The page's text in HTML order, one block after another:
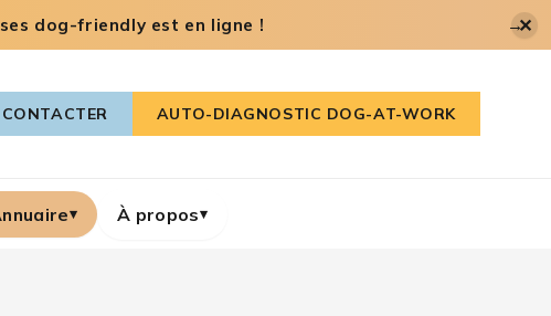
dog-friendly est en ligne ! →✕
AUTO-DIAGNOSTIC DOG-AT-WORK
▾ À propos▾